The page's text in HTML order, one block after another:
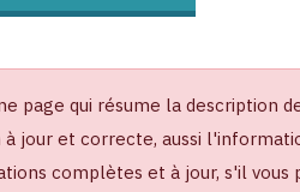
page qui résume la description
jour et correcte, aussi
complètes et à jour, s'il vous